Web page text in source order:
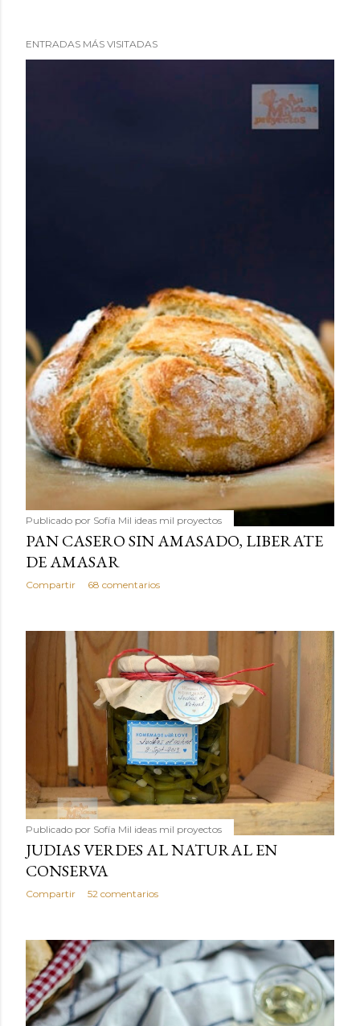
ENTRADAS MÁS VISITADAS
Publicado por Sofía Mil ideas mil proyectos
PAN CASERO SIN AMASADO, LIBERATE
DE AMASAR
Compartir 68 comentarios
Publicado por Sofía Mil ideas mil proyectos
JUDIAS VERDES AL NATURAL EN
CONSERVA
Compartir 52 comentarios